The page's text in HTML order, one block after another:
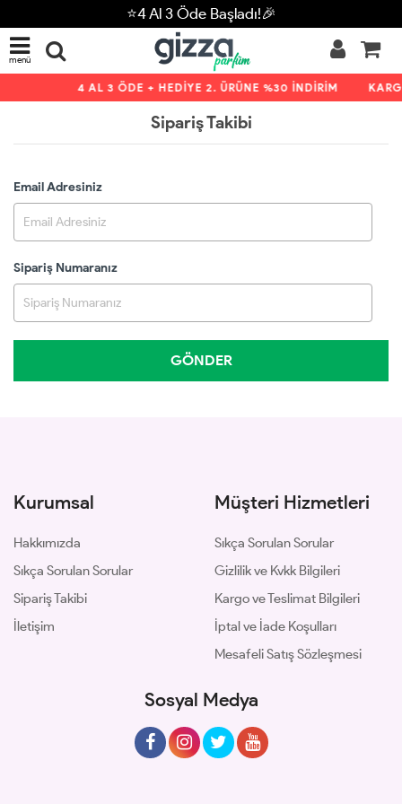
⭐4 Al 3 Öde Başladı!🎉
menü
4 AL 3 ÖDE + HEDİYE 2. ÜRÜNE %30 İNDİRİM
Sipariş Takibi
Email Adresiniz
Sipariş Numaranız
Kurumsal
Hakkımızda
Sıkça Sorulan Sorular
Sipariş Takibi
İletişim
Müşteri Hizmetleri
Sıkça Sorulan Sorular
Gizlilik ve Kvkk Bilgileri
Kargo ve Teslimat Bilgileri
İptal ve İade Koşulları
Mesafeli Satış Sözleşmesi
Sosyal Medya